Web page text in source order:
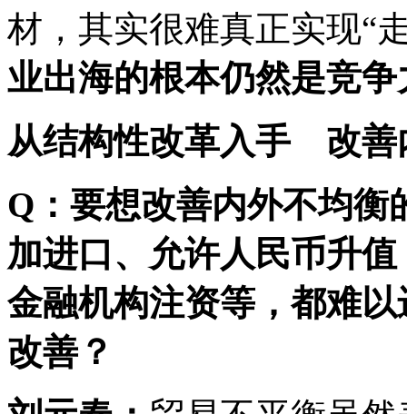
材，其实很难真正实现“
业出海的根本仍然是竞
从结构性改革入手 改善
Q：要想改善内外不均衡
加进口、允许人民币升
金融机构注资等，都难
改善？